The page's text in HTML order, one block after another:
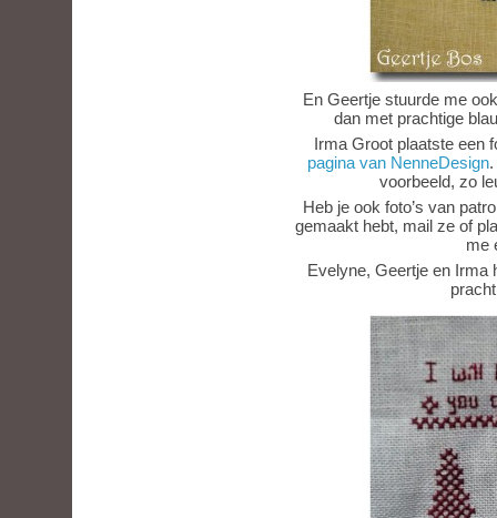
En Geertje stuurde me
dan met prachtige
Irma Groot plaatste een
pagina van NenneDesign.
voorbeeld, zo
Heb je ook foto’s van
gemaakt hebt, mail ze of
me
Evelyne, Geertje en Irma